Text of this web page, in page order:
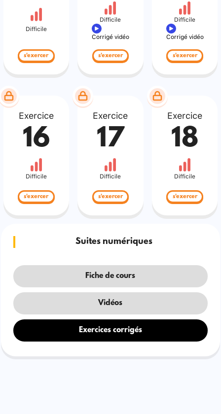
Difficile
s'exercer
Difficile
Corrigé vidéo
s'exercer
Difficile
Corrigé vidéo
s'exercer
Exercice
16
Difficile
s'exercer
Exercice
17
Difficile
s'exercer
Exercice
18
Difficile
s'exercer
Suites numériques
Fiche de cours
Vidéos
Exercices corrigés